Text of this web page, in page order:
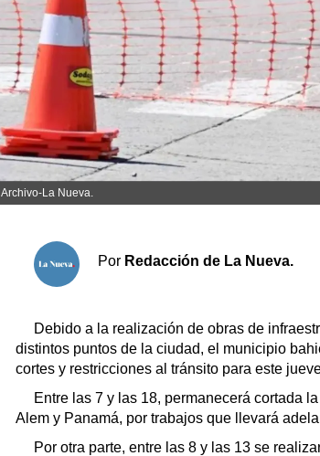
Sociedad y tiempo libre
Sociedad
Tecnología
Turismo
Salud
Es viral
El tiempo
Fúnebres
Clasificados
Suplementos
Servicios
Farmacias
Datos
Fúnebres
Edictos
Teléfonos
Archivo-La Nueva.
Por Redacción de La Nueva.
Debido a la realización de obras de
distintos puntos de la ciudad, el municipio
cortes y restricciones al tránsito para este
Entre las 7 y las 18, permanecerá cortada
Alem y Panamá, por trabajos que llevará
Por otra parte, entre las 8 y las 13 se